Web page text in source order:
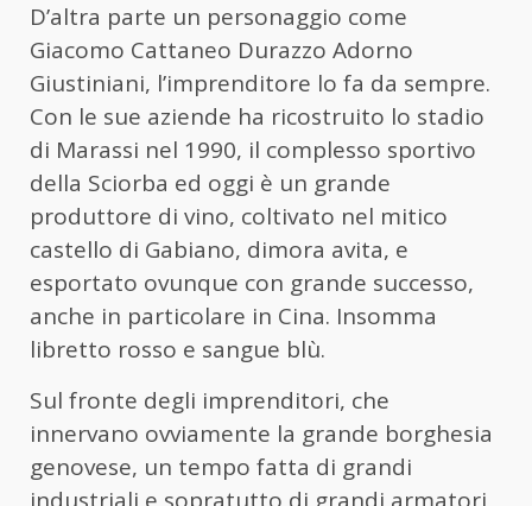
D’altra parte un personaggio come
Giacomo Cattaneo Durazzo Adorno
Giustiniani, l’imprenditore lo fa da sempre.
Con le sue aziende ha ricostruito lo stadio
di Marassi nel 1990, il complesso sportivo
della Sciorba ed oggi è un grande
produttore di vino, coltivato nel mitico
castello di Gabiano, dimora avita, e
esportato ovunque con grande successo,
anche in particolare in Cina. Insomma
libretto rosso e sangue blù.
Sul fronte degli imprenditori, che
innervano ovviamente la grande borghesia
genovese, un tempo fatta di grandi